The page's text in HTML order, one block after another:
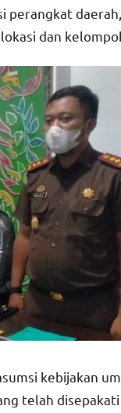
perangkat
dan
kebijakan
telah